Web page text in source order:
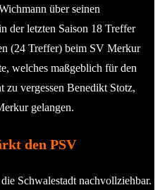
über seinen
der letzten Saison 18 Treffer
(24 Treffer) beim SV Merkur
welches maßgeblich für den
vergessen Benedikt Stotz,
gelangen.
den PSV
Schwalestadt nachvollziehbar.